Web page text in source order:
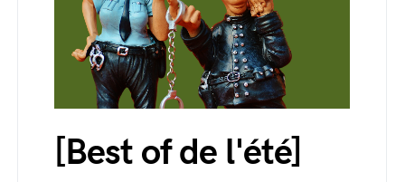
[Best of de l'été]